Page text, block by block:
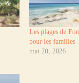
Les plages de
pour les familles
mai 20, 2026